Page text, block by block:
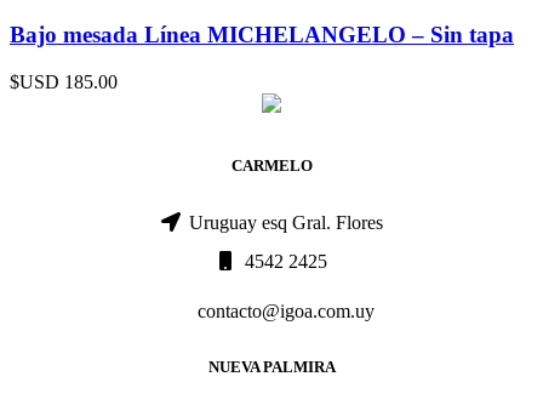
Bajo mesada Línea MICHELANGELO – Sin tapa
$USD 185.00
CARMELO
Uruguay esq Gral. Flores
4542 2425
contacto@igoa.com.uy
NUEVA PALMIRA